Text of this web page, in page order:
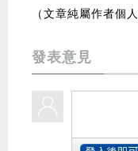
（文章純屬作者個
發表意見